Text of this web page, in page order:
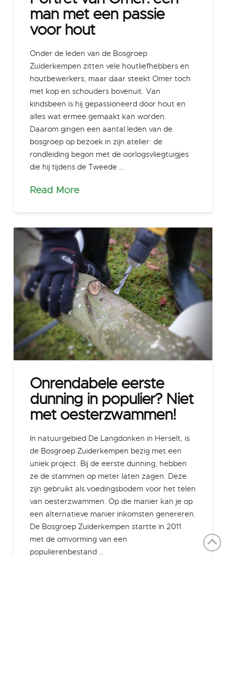
man met een passie
voor hout
Onder de leden van de Bosgroep
Zuiderkempen zitten vele houtliefhebbers en
houtbewerkers, maar daar steekt Omer toch
met kop en schouders bovenuit. Van
kindsbeen is hij gepassioneerd door hout en
alles wat ermee gemaakt kan worden.
Daarom gingen een aantal leden van de
bosgroep op bezoek in zijn atelier: de
rondleiding begon met de oorlogsvliegtuigjes
die hij tijdens de Tweede …
Read More
Onrendabele eerste
dunning in populier? Niet
met oesterzwammen!
In natuurgebied De Langdonken in Herselt, is
de Bosgroep Zuiderkempen bezig met een
uniek project. Bij de eerste dunning, hebben
ze de stammen op meter laten zagen. Deze
zijn gebruikt als voedingsbodem voor het telen
van oesterzwammen. Op die manier kan je op
een alternatieve manier inkomsten genereren.
De Bosgroep Zuiderkempen startte in 2011
met de omvorming van een
populierenbestand …